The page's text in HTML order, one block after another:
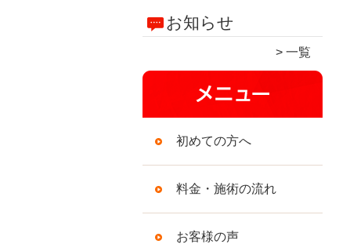
お知らせ
一覧
初めての方へ
料金・施術の流れ
お客様の声